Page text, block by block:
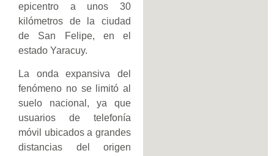
epicentro a unos 30
kilómetros de la ciudad
de San Felipe, en el
estado Yaracuy.
​La onda expansiva del
fenómeno no se limitó al
suelo nacional, ya que
usuarios de telefonía
móvil ubicados a grandes
distancias del origen